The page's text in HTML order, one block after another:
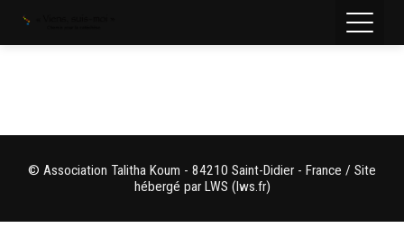
© Association Talitha Koum - 84210 Saint-Didier - France / Site
hébergé par LWS (lws.fr)